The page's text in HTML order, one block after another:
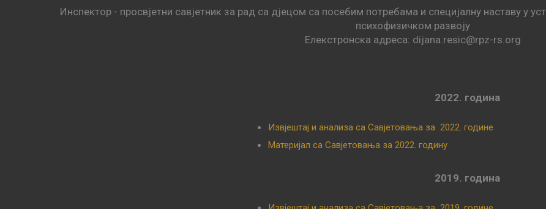
Инспектор - просвјетни савјетник за рад са дјецом са посебим потребама и специјалну наставу у
психофизичком развоју
Елекстронска адреса: dijana.resic@rpz-rs.org
2022. година
Извјештај и анализа са Савјетовања за 2022. године
Материјал са Савјетовања за 2022. годину
2019. година